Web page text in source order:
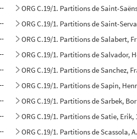
ORG C.19/1. Partitions de Saint-
ORG C.19/1. Partitions de Saint-
ORG C.19/1. Partitions de Salabert,
ORG C.19/1. Partitions de Salvador,
ORG C.19/1. Partitions de Sanchez,
ORG C.19/1. Partitions de Sapin,
ORG C.19/1. Partitions de Sarbek,
ORG C.19/1. Partitions de Satie,
ORG C.19/1. Partitions de Scassola,